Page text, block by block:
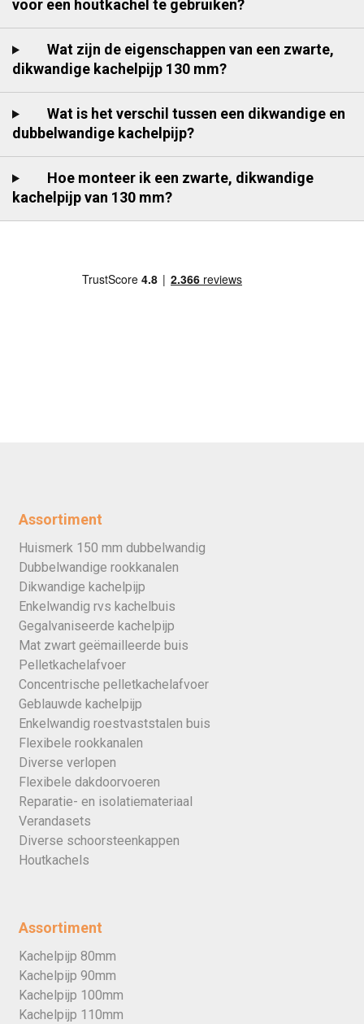
voor een houtkachel te gebruiken?
Wat zijn de eigenschappen van een zwarte,
dikwandige kachelpijp 130 mm?
Wat is het verschil tussen een dikwandige en
dubbelwandige kachelpijp?
Hoe monteer ik een zwarte, dikwandige
kachelpijp van 130 mm?
Assortiment
Huismerk 150 mm dubbelwandig
Dubbelwandige rookkanalen
Dikwandige kachelpijp
Enkelwandig rvs kachelbuis
Gegalvaniseerde kachelpijp
Mat zwart geëmailleerde buis
Pelletkachelafvoer
Concentrische pelletkachelafvoer
Geblauwde kachelpijp
Enkelwandig roestvaststalen buis
Flexibele rookkanalen
Diverse verlopen
Flexibele dakdoorvoeren
Reparatie- en isolatiemateriaal
Verandasets
Diverse schoorsteenkappen
Houtkachels
Assortiment
Kachelpijp 80mm
Kachelpijp 90mm
Kachelpijp 100mm
Kachelpijp 110mm